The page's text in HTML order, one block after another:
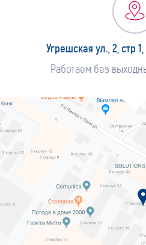
Угрешская ул., 2, стр
Работаем без